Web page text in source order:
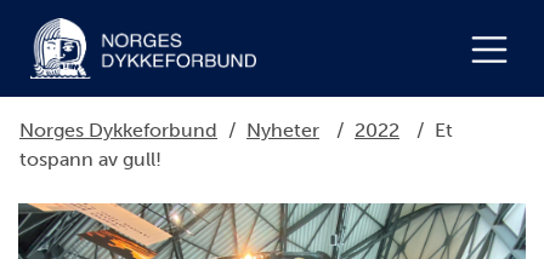
Norges Dykkeforbund / Nyheter / 2022 / Et
tospann av gull!